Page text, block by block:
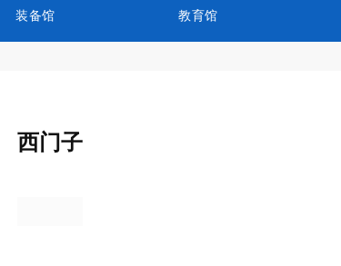
装备馆 教育馆
西门子